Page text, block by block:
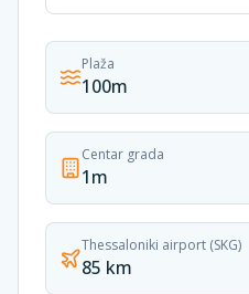
Plaža
100m
Centar grada
1m
Thessaloniki airport (SKG)
85 km